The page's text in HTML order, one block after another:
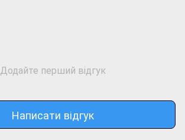
Додайте перший відгук
Написати відгук